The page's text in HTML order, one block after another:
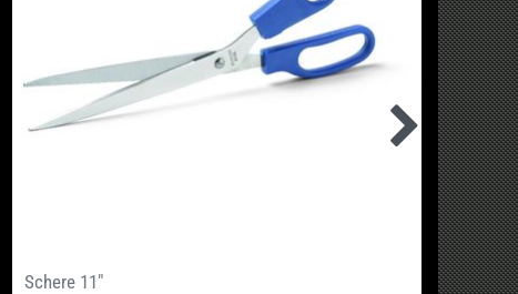
Schere 11"